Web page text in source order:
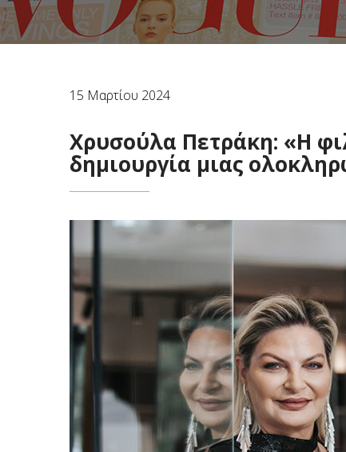
15 Μαρτίου 2024
Χρυσούλα Πετράκη: «Η
δημιουργία μιας